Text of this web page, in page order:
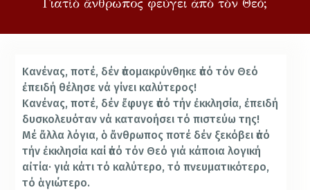
Γιατὶ ὁ ἄνθρωπος φεύγει ἀπὸ τὸν Θεό;
Κανένας, ποτέ, δέν ἀπομακρύνθηκε ἀπό τόν Θεό
ἐπειδή θέλησε νά γίνει καλύτερος!
Κανένας, ποτέ, δέν ἔφυγε ἀπό τήν ἐκκλησία, ἐπειδή
δυσκολευόταν νά κατανοήσει τό πιστεύω της!
Μέ ἄλλα λόγια, ὁ ἄνθρωπος ποτέ δέν ξεκόβει ἀπό
τήν ἐκκλησία καί ἀπό τόν Θεό γιά κάποια λογική
αἰτία· γιά κάτι τό καλύτερο, τό πνευματικότερο,
τό ἁγιώτερο.